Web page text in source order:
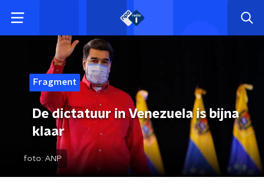
Fragment
De dictatuur in Venezuela is bijna
klaar
foto: ANP